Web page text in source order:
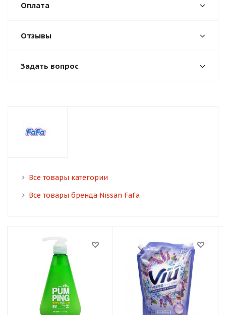
Оплата
Отзывы
Задать вопрос
Все товары категории
Все товары бренда Nissan Fafa